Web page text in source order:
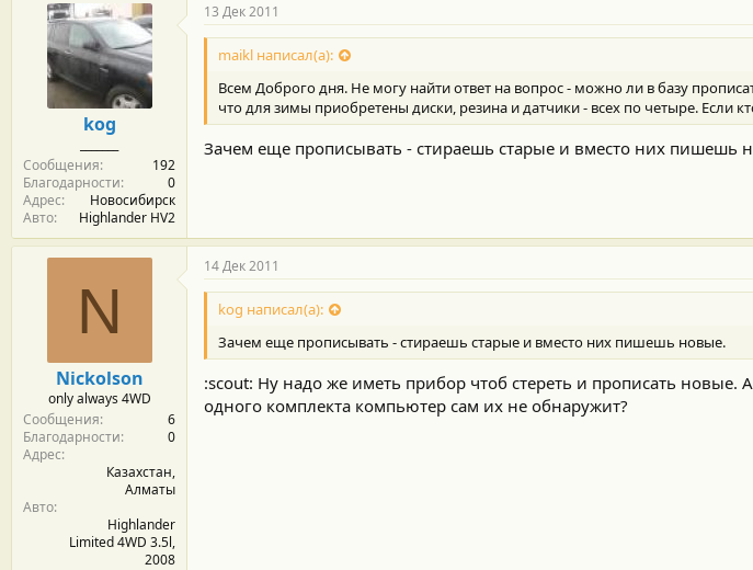
kog
Сообщения
192
Благодарности
0
Адрес
Новосибирск
Авто
Highlander HV2
13 Дек 2011
maikl написал(а):
Всем Доброго дня. Не могу найти ответ на вопрос - можно ли в базу
что для зимы приобретены диски, резина и датчики - всех по четыре. Если
Зачем еще прописывать - стираешь старые и вместо них пишешь
N
Nickolson
only always 4WD
Сообщения
6
Благодарности
0
Адрес
Казахстан,
Алматы
Авто
Highlander
Limited 4WD 3.5l,
2008
14 Дек 2011
kog написал(а):
Зачем еще прописывать - стираешь старые и вместо них пишешь новые.
:scout: Ну надо же иметь прибор чтоб стереть и прописать новые.
одного комплекта компьютер сам их не обнаружит?